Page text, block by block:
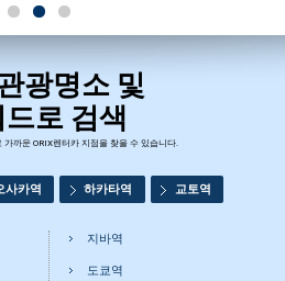
광명소 및
로 검색
가까운 ORIX렌터카 지점을 찾을 수 있습니다.
사카역 하카타역 교토역
지바역
도쿄역